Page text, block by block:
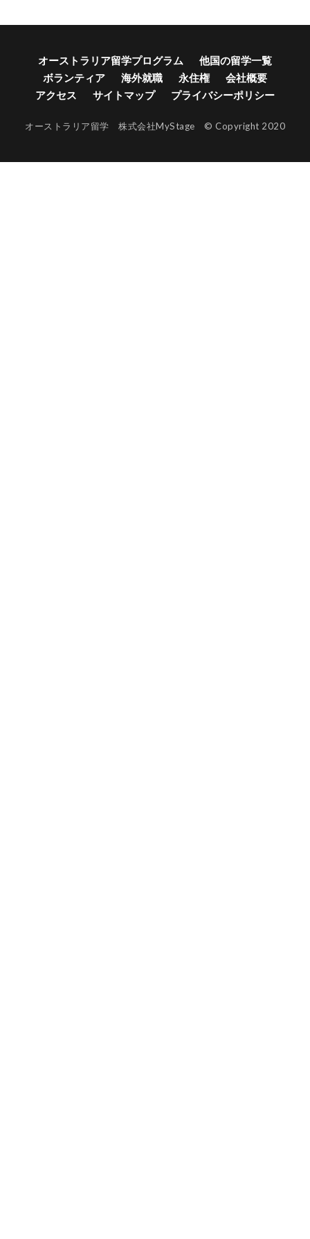
オーストラリア留学プログラム
他国の留学一覧
ボランティア
海外就職 永住権
会社概要
アクセス
サイトマップ プライバシーポリシー
オーストラリア留学 株式会社MyStage © Copyright 2020